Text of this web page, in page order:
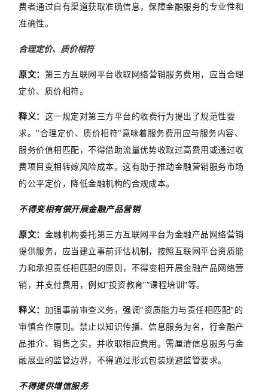
费者通过自有渠道获取准确信息，保障金融服务的专业性和
准确性。
合理定价、质价相符
原文： 第三方互联网平台收取网络营销服务费用，应当合理
定价、质价相符。
释义： 这一规定对第三方平台的收费行为提出了规范性要
求。"合理定价、质价相符"意味着服务费用应与服务内容、
服务价值相匹配，不得借助流量优势收取过高费用或通过收
费项目变相转嫁风险成本。这有助于推动金融营销服务市场
的公平定价，降低金融机构的合规成本。
不得变相有偿开展金融产品营销
原文： 金融机构委托第三方互联网平台为金融产品网络营销
提供服务，应当建立事前评估机制，按照互联网平台资质能
力和承担责任相匹配的原则， 不得变相开展金融产品网络营
销，并支付费用，例如“投资教育”“课程培训”等。
释义： 加强事前审查义务，强调"资质能力与责任相匹配"的
审慎合作原则。禁止以知识传播、信息服务为名，行金融产
品推介、销售之实，并收取相应费用。需厘清信息服务与金
融展业的监管边界，不得通过形式包装规避监管要求。
不得提供增信服务